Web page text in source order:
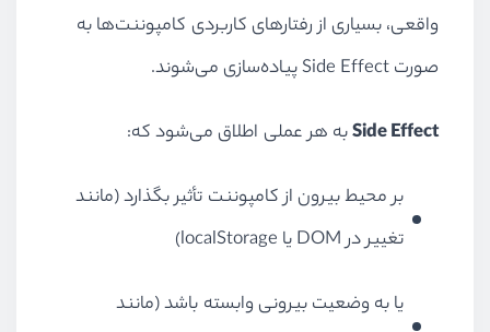
واقعی، بسیاری از رفتارهای کاربردی کامپوننت‌ها به
صورت Side Effect پیاده‌سازی می‌شوند.
Side Effectبه هر عملی اطلاق می‌شود که:
بر محیط بیرون از کامپوننت تأثیر بگذارد (مانند
تغییر در DOM یا localStorage)
یا به وضعیت بیرونی وابسته باشد (مانند